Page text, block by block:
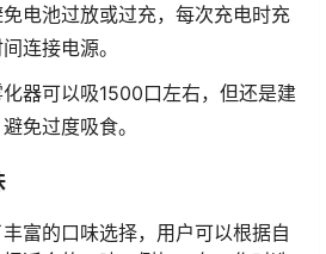
免电池过放或过充，每次充电时充
连接电源。
化器可以吸1500口左右，但还是建
免过度吸食。
富的口味选择，用户可以根据自